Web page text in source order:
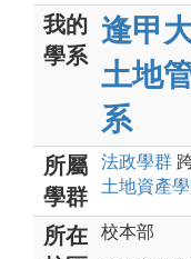
我的
學系
逢甲
土地
系
所屬
學群
法政學群
土地資產
所在
校本部